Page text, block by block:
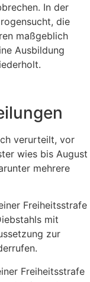
In der
die
maßgeblich
Ausbildung
verurteilt, vor
wies bis August
mehrere
Freiheitsstrafe
mit
zur
Freiheitsstrafe